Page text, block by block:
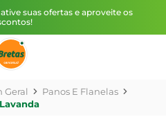
ative suas ofertas e aproveite os
Geral
Panos E Flanelas